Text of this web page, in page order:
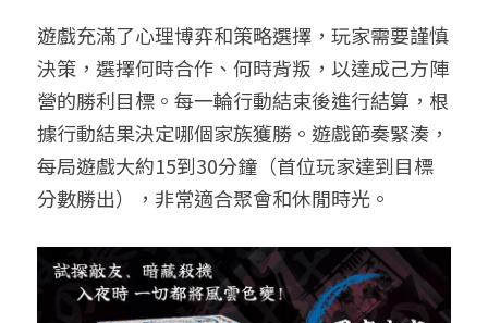
遊戲充滿了心理博弈和策略選擇，玩家需要謹慎
決策，選擇何時合作、何時背叛，以達成己方陣
營的勝利目標。每一輪行動結束後進行結算，根
據行動結果決定哪個家族獲勝。遊戲節奏緊湊，
每局遊戲大約15到30分鐘（首位玩家達到目標
分數勝出），非常適合聚會和休閒時光。